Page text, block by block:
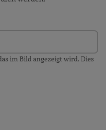
im Bild angezeigt wird. Dies